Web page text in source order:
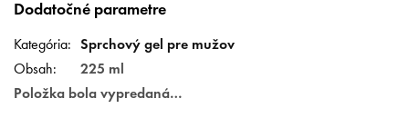
Dodatočné parametre
Kategória: Sprchový gel pre mužov
Obsah:
225 ml
Položka bola vypredaná…